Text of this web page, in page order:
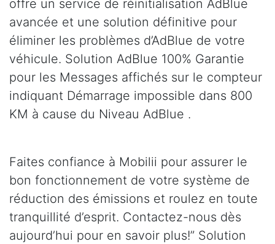
offre un service de réinitialisation AdBlue
avancée et une solution définitive pour
éliminer les problèmes d’AdBlue de votre
véhicule. Solution AdBlue 100% Garantie
pour les Messages affichés sur le compteur
indiquant Démarrage impossible dans 800
KM à cause du Niveau AdBlue .
Faites confiance à Mobilii pour assurer le
bon fonctionnement de votre système de
réduction des émissions et roulez en toute
tranquillité d’esprit. Contactez-nous dès
aujourd’hui pour en savoir plus!” Solution